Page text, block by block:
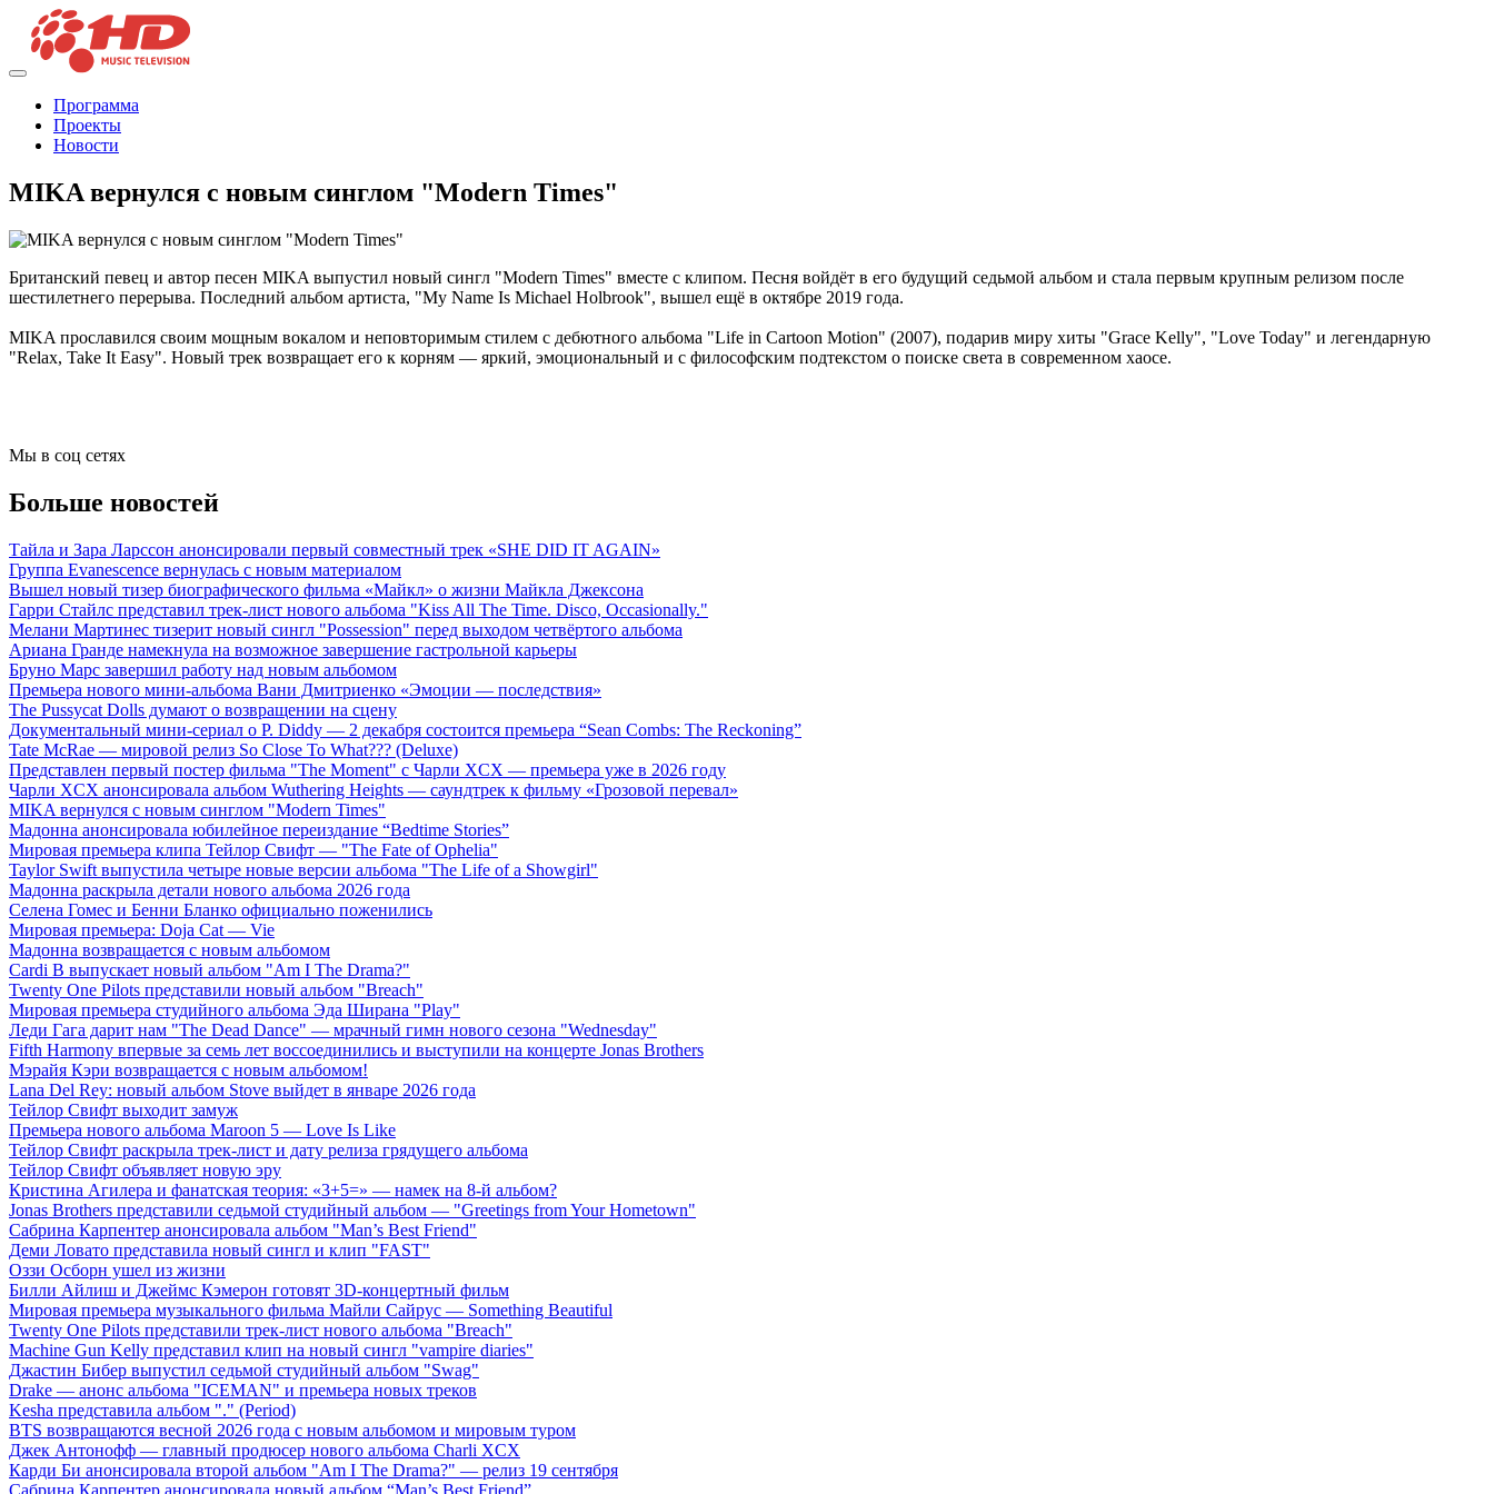
Программа
Проекты
Новости
MIKA вернулся с новым синглом "Modern Times"
Британский певец и автор песен MIKA выпустил новый сингл "Modern Times" вместе с клипом. Песня войдёт в его будущий седьмой альбом и стала первым крупным релизом после
шестилетнего перерыва. Последний альбом артиста, "My Name Is Michael Holbrook", вышел ещё в октябре 2019 года.
MIKA прославился своим мощным вокалом и неповторимым стилем с дебютного альбома "Life in Cartoon Motion" (2007), подарив миру хиты "Grace Kelly", "Love Today" и легендарную
"Relax, Take It Easy". Новый трек возвращает его к корням — яркий, эмоциональный и с философским подтекстом о поиске света в современном хаосе.
Мы в соц сетях
Больше новостей
Тайла и Зара Ларссон анонсировали первый совместный трек «SHE DID IT AGAIN»
Группа Evanescence вернулась с новым материалом
Вышел новый тизер биографического фильма «Майкл» о жизни Майкла Джексона
Гарри Стайлс представил трек-лист нового альбома "Kiss All The Time. Disco, Occasionally."
Мелани Мартинес тизерит новый сингл "Possession" перед выходом четвёртого альбома
Ариана Гранде намекнула на возможное завершение гастрольной карьеры
Бруно Марс завершил работу над новым альбомом
Премьера нового мини-альбома Вани Дмитриенко «Эмоции — последствия»
The Pussycat Dolls думают о возвращении на сцену
Документальный мини-сериал о P. Diddy — 2 декабря состоится премьера “Sean Combs: The Reckoning”
Tate McRae — мировой релиз So Close To What??? (Deluxe)
Представлен первый постер фильма "The Moment" с Чарли XCX — премьера уже в 2026 году
Чарли XCX анонсировала альбом Wuthering Heights — саундтрек к фильму «Грозовой перевал»
MIKA вернулся с новым синглом "Modern Times"
Мадонна анонсировала юбилейное переиздание “Bedtime Stories”
Мировая премьера клипа Тейлор Свифт — "The Fate of Ophelia"
Taylor Swift выпустила четыре новые версии альбома "The Life of a Showgirl"
Мадонна раскрыла детали нового альбома 2026 года
Селена Гомес и Бенни Бланко официально поженились
Мировая премьера: Doja Cat — Vie
Мадонна возвращается с новым альбомом
Cardi B выпускает новый альбом "Am I The Drama?"
Twenty One Pilots представили новый альбом "Breach"
Мировая премьера студийного альбома Эда Ширана "Play"
Леди Гага дарит нам "The Dead Dance" — мрачный гимн нового сезона "Wednesday"
Fifth Harmony впервые за семь лет воссоединились и выступили на концерте Jonas Brothers
Мэрайя Кэри возвращается с новым альбомом!
Lana Del Rey: новый альбом Stove выйдет в январе 2026 года
Тейлор Свифт выходит замуж
Премьера нового альбома Maroon 5 — Love Is Like
Тейлор Свифт раскрыла трек-лист и дату релиза грядущего альбома
Тейлор Свифт объявляет новую эру
Кристина Агилера и фанатская теория: «3+5=» — намек на 8-й альбом?
Jonas Brothers представили седьмой студийный альбом — "Greetings from Your Hometown"
Сабрина Карпентер анонсировала альбом "Man’s Best Friend"
Деми Ловато представила новый сингл и клип "FAST"
Оззи Осборн ушел из жизни
Билли Айлиш и Джеймс Кэмерон готовят 3D-концертный фильм
Мировая премьера музыкального фильма Майли Сайрус — Something Beautiful
Twenty One Pilots представили трек-лист нового альбома "Breach"
Machine Gun Kelly представил клип на новый сингл "vampire diaries"
Джастин Бибер выпустил седьмой студийный альбом "Swag"
Drake — анонс альбома "ICEMAN" и премьера новых треков
Kesha представила альбом "." (Period)
BTS возвращаются весной 2026 года с новым альбомом и мировым туром
Джек Антонофф — главный продюсер нового альбома Charli XCX
Карди Би анонсировала второй альбом "Am I The Drama?" — релиз 19 сентября
Сабрина Карпентер анонсировала новый альбом “Man’s Best Friend”